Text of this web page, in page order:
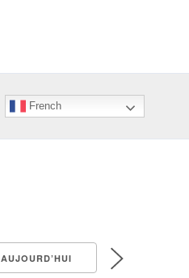
French
AUJOURD’HUI